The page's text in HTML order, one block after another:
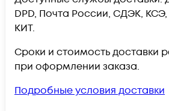
DPD, Почта России, СДЭК,
КИТ.
Сроки и стоимость доставки
при оформлении заказа.
Подробные условия доставки